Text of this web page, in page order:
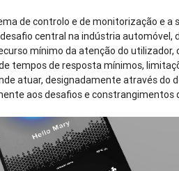
de controlo e de monitorização e a
central na indústria automóvel,
mínimo da atenção do
tempos de resposta mínimos,
atuar, designadamente através do
aos desafios e constrangimentos